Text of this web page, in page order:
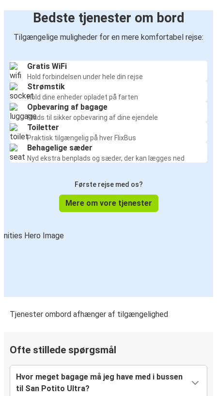
Bedste tjenester om bord
Tilgængelige muligheder for en mere komfortabel rejse:
Gratis WiFi
Hold forbindelsen under hele din rejse
Strømstik
Hold dine enheder opladet på farten
Opbevaring af bagage
Plads til sikker opbevaring af dine ejendele
Toiletter
Praktisk tilgængelig på hver FlixBus
Behagelige sæder
Nyd ekstra benplads og sæder, der kan lægges ned
Første rejse med os?
Mere om vore tjenester
Tjenester ombord afhænger af tilgængelighed
Ofte stillede spørgsmål
Hvor meget bagage må jeg have med i bussen
til San Potito Ultra?